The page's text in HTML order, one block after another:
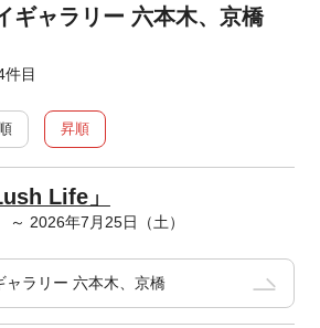
ギャラリー 六本木、京橋
目
昇順
Life」
2026年7月25日（土）
ャラリー 六本木、京橋